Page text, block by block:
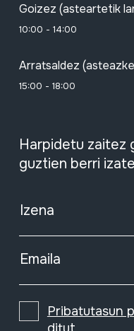
Goizez (asteartetik
10:00 - 14:00
Arratsaldez
15:00 - 18:00
Harpidetu zaitez
guztien berri
Izena
Emaila
Pribatutasun
ditut